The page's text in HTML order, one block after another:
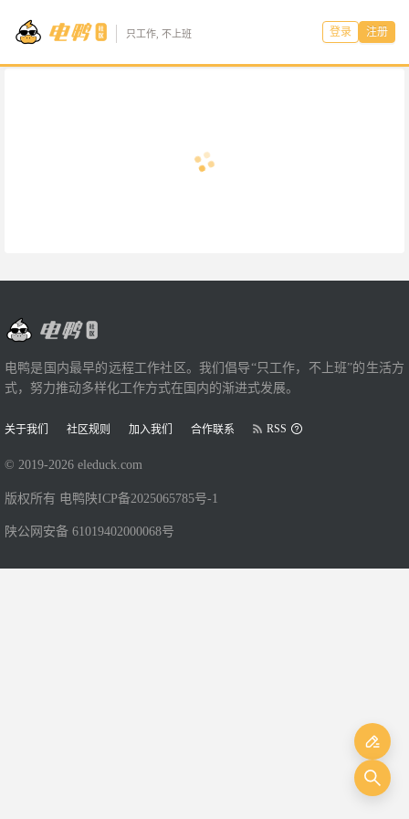
只工作, 不上班 登录 注册
电鸭是国内最早的远程工作社区。我们倡导“只工作，不上班”的生活方
式，努力推动多样化工作方式在国内的渐进式发展。
关于我们 社区规则 加入我们 合作联系 RSS
© 2019-2026 eleduck.com
版权所有 电鸭 陕ICP备2025065785号-1
陕公网安备 61019402000068号